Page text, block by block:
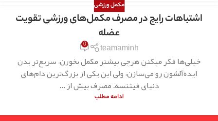
مکمل ورزشی
اشتباهات رایج در مصرف مکمل‌های ورزشی تقویت
عضله
teamaminh
0
خیلی‌ها فکر میکنن هرچی بیشتر مکمل بخورن، سریع‌تر بدن
ایده‌آلشون رو می‌سازن، ولی این یکی از بزرگ‌ترین دام‌های
دنیای فیتنسه. مصرف بیش از ...
ادامه مطلب